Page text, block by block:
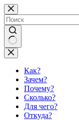
Перейти
к
сути
Ничего
не
найденоКак?
Зачем?
Почему?
Сколько?
Для чего?
Откуда?